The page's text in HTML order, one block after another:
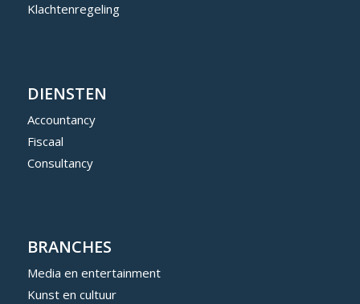
Klachtenregeling
DIENSTEN
Accountancy
Fiscaal
Consultancy
BRANCHES
Media en entertainment
Kunst en cultuur